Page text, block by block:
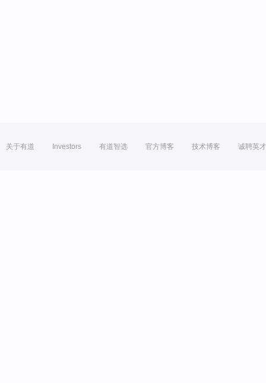
关于有道 Investors 有道智选 官方博客 技术博客 诚聘英才